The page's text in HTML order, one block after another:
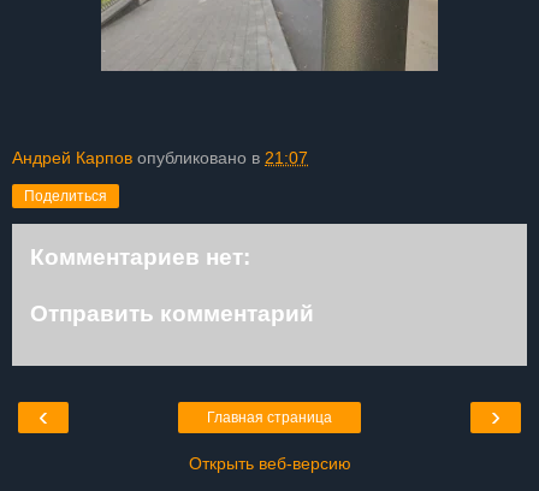
Андрей Карпов опубликовано в 21:07
Поделиться
Комментариев нет:
Отправить комментарий
‹ ›
Главная страница
Открыть веб-версию